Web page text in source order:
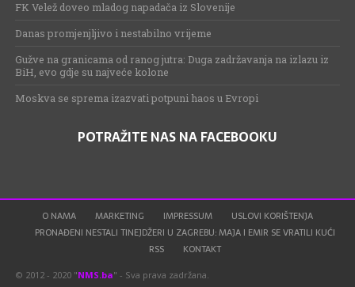
FK Velež doveo mladog napadača iz Slovenije
Danas promjenjljivo i nestabilno vrijeme
Gužve na granicama od ranog jutra: Duga zadržavanja na izlazu iz
BiH, evo gdje su najveće kolone
Moskva se sprema izazvati potpuni haos u Evropi
POTRAŽITE NAS NA FACEBOOKU
O NAMA MARKETING IMPRESSUM
USLOVI KORIŠTENJA
PRONAĐENI NESTALI TINEJDŽERI U ZAGREBU: MAJA I EMIR SE VRATILI KUĆI
RSS
KONTAKT
© 2012 - 2020 "NMS.ba" - Sva prava zadržana.